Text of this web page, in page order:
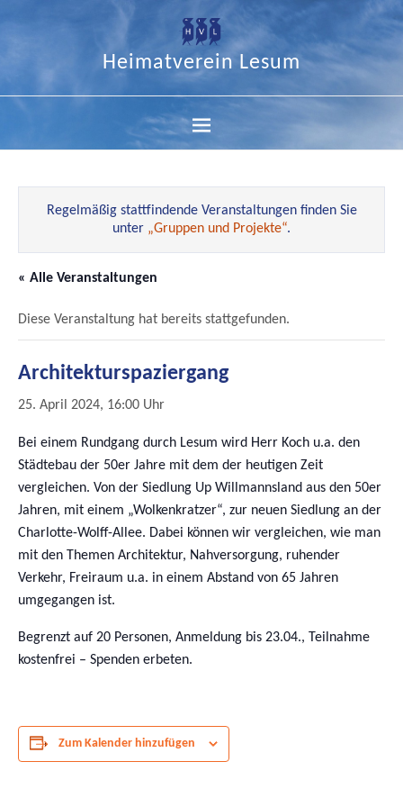
Heimatverein Lesum
Regelmäßig stattfindende Veranstaltungen finden Sie
unter „Gruppen und Projekte“.
« Alle Veranstaltungen
Diese Veranstaltung hat bereits stattgefunden.
Architekturspaziergang
25. April 2024, 16:00 Uhr
Bei einem Rundgang durch Lesum wird Herr Koch u.a. den
Städtebau der 50er Jahre mit dem der heutigen Zeit
vergleichen. Von der Siedlung Up Willmannsland aus den 50er
Jahren, mit einem „Wolkenkratzer“, zur neuen Siedlung an der
Charlotte-Wolff-Allee. Dabei können wir vergleichen, wie man
mit den Themen Architektur, Nahversorgung, ruhender
Verkehr, Freiraum u.a. in einem Abstand von 65 Jahren
umgegangen ist.
Begrenzt auf 20 Personen, Anmeldung bis 23.04., Teilnahme
kostenfrei – Spenden erbeten.
Zum Kalender hinzufügen